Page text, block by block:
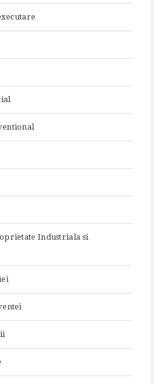
Industriala si